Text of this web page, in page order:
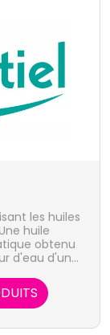
les huiles
huile
obtenu
d'eau d'une
sous forme
variété de
pures et